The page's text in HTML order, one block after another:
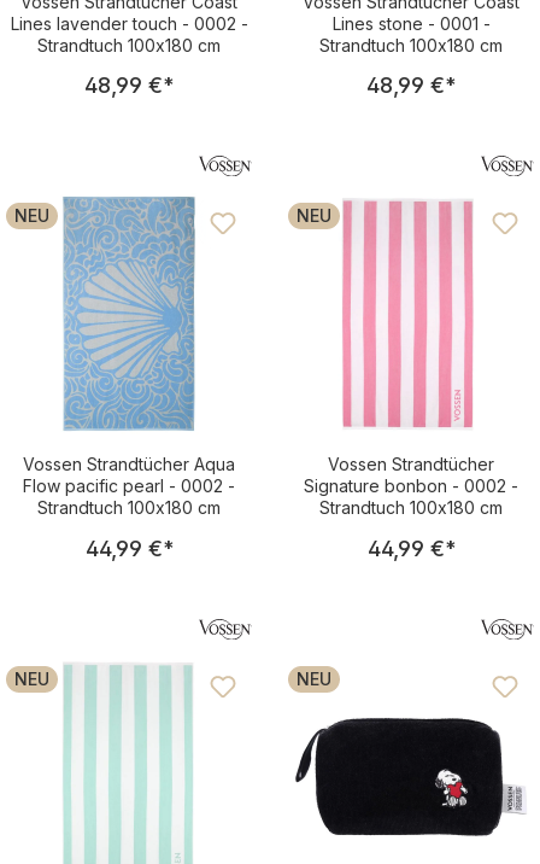
Lines lavender touch - 0002 -
Strandtuch 100x180 cm
Regulärer Preis:
48,99 €*
Lines stone - 0001 -
Strandtuch 100x180 cm
Regulärer
48,99 €*
NEU
Vossen Strandtücher Aqua
Flow pacific pearl - 0002 -
Strandtuch 100x180 cm
Regulärer Preis:
44,99 €*
NEU
Vossen Strandtücher
Signature bonbon - 0002 -
Strandtuch 100x180 cm
Regulärer
44,99 €*
NEU NEU